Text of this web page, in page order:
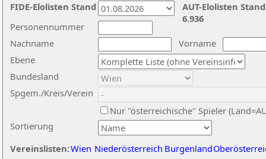
Nachname
Vorname
Ebene
Sortierung
Personennummer
Bundesland
Spgem./Kreis/Verein
Nur "österreichische" Spieler
Vereinslisten:Wien Niederösterreich Burgenland
AUT-Elolisten
6.936
FIDE-Elolisten Stand